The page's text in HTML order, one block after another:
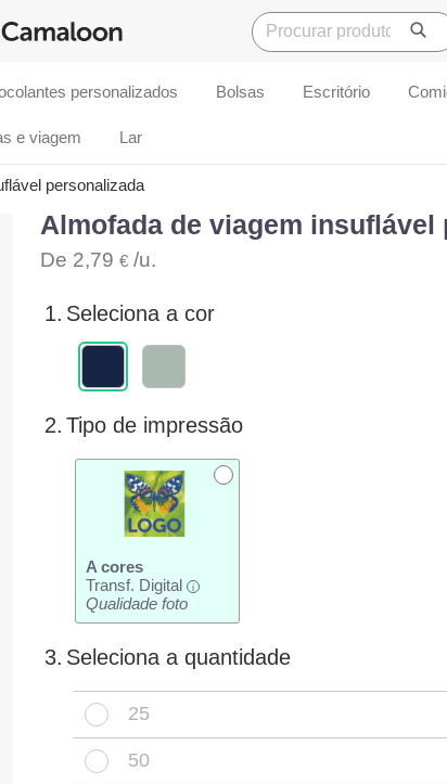
personalizados Bolsas Escritório
e viagem Lar
personalizada
Almofada de viagem insuflável
De 2,79 €/u.
1. Seleciona a cor
2. Tipo de impressão
A cores
Transf. Digital
i
Qualidade foto
3. Seleciona a quantidade
25
50